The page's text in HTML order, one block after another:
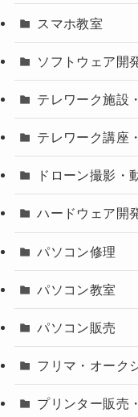
スマホ教室
ソフトウェア開
テレワーク施設
テレワーク講座
ドローン撮影・
ハードウェア開
パソコン修理
パソコン教室
パソコン販売
フリマ・オーク
プリンター販売